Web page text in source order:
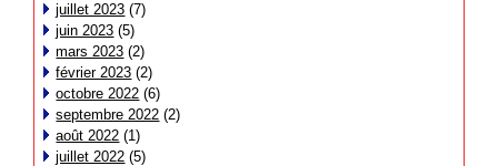
juillet 2023 (7)
juin 2023 (5)
mars 2023 (2)
février 2023 (2)
octobre 2022 (6)
septembre 2022 (2)
août 2022 (1)
juillet 2022 (5)